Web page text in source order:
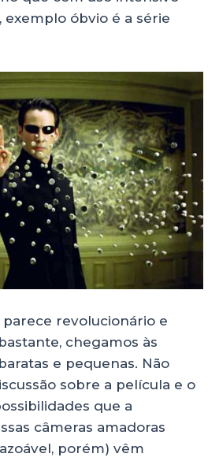
exemplo óbvio é a série
revolucionário e
chegamos às
e pequenas. Não
sobre a película e o
que a
câmeras amadoras
porém) vêm